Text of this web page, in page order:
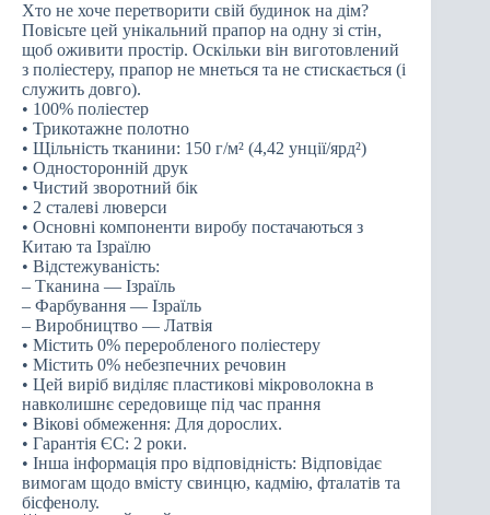
Хто не хоче перетворити свій будинок на дім?
Повісьте цей унікальний прапор на одну зі стін,
щоб оживити простір. Оскільки він виготовлений
з поліестеру, прапор не мнеться та не стискається (і
служить довго).
• 100% поліестер
• Трикотажне полотно
• Щільність тканини: 150 г/м² (4,42 унції/ярд²)
• Односторонній друк
• Чистий зворотний бік
• 2 сталеві люверси
• Основні компоненти виробу постачаються з
Китаю та Ізраїлю
• Відстежуваність:
– Тканина — Ізраїль
– Фарбування — Ізраїль
– Виробництво — Латвія
• Містить 0% переробленого поліестеру
• Містить 0% небезпечних речовин
• Цей виріб виділяє пластикові мікроволокна в
навколишнє середовище під час прання
• Вікові обмеження: Для дорослих.
• Гарантія ЄС: 2 роки.
• Інша інформація про відповідність: Відповідає
вимогам щодо вмісту свинцю, кадмію, фталатів та
бісфенолу.